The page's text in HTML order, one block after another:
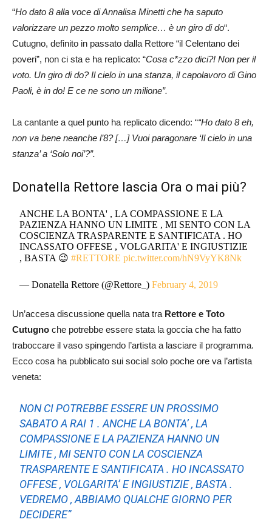
“Ho dato 8 alla voce di Annalisa Minetti che ha saputo
valorizzare un pezzo molto semplice… è un giro di do“.
Cutugno, definito in passato dalla Rettore “il Celentano dei
poveri”, non ci sta e ha replicato: “Cosa c*zzo dici?! Non per il
voto. Un giro di do? Il cielo in una stanza, il capolavoro di Gino
Paoli, è in do! E ce ne sono un milione”.
La cantante a quel punto ha replicato dicendo: ““Ho dato 8 eh,
non va bene neanche l’8? […] Vuoi paragonare ‘Il cielo in una
stanza’ a ‘Solo noi’?”.
Donatella Rettore lascia Ora o mai più?
ANCHE LA BONTA' , LA COMPASSIONE E LA
PAZIENZA HANNO UN LIMITE , MI SENTO CON LA
COSCIENZA TRASPARENTE E SANTIFICATA . HO
INCASSATO OFFESE , VOLGARITA' E INGIUSTIZIE
, BASTA 😉#RETTORE pic.twitter.com/hN9VyYK8Nk
— Donatella Rettore (@Rettore_)February 4, 2019
Un’accesa discussione quella nata tra Rettore e Toto
Cutugno che potrebbe essere stata la goccia che ha fatto
traboccare il vaso spingendo l’artista a lasciare il programma.
Ecco cosa ha pubblicato sui social solo poche ore va l’artista
veneta:
NON CI POTREBBE ESSERE UN PROSSIMO
SABATO A RAI 1 . ANCHE LA BONTA’ , LA
COMPASSIONE E LA PAZIENZA HANNO UN
LIMITE , MI SENTO CON LA COSCIENZA
TRASPARENTE E SANTIFICATA . HO INCASSATO
OFFESE , VOLGARITA’ E INGIUSTIZIE , BASTA .
VEDREMO , ABBIAMO QUALCHE GIORNO PER
DECIDERE”